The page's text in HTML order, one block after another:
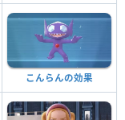
こんらんの効果